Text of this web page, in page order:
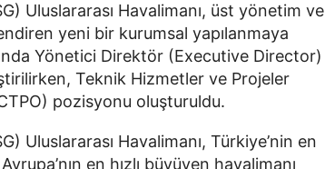
Uluslararası Havalimanı, üst yönetim ve
yeni bir kurumsal yapılanmaya
Yönetici Direktör (Executive Director)
Teknik Hizmetler ve Projeler
pozisyonu oluşturuldu.
Uluslararası Havalimanı, Türkiye’nin en
en hızlı büyüyen havalimanı